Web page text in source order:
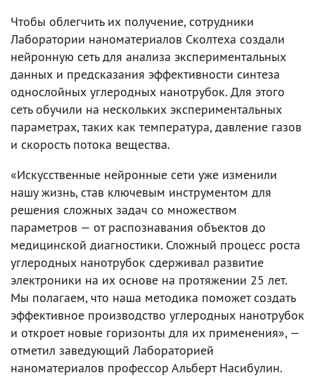
Чтобы облегчить их получение, сотрудники
Лаборатории наноматериалов Сколтеха создали
нейронную сеть для анализа экспериментальных
данных и предсказания эффективности синтеза
однослойных углеродных нанотрубок. Для этого
сеть обучили на нескольких экспериментальных
параметрах, таких как температура, давление газов
и скорость потока вещества.
«Искусственные нейронные сети уже изменили
нашу жизнь, став ключевым инструментом для
решения сложных задач со множеством
параметров — от распознавания объектов до
медицинской диагностики. Сложный процесс роста
углеродных нанотрубок сдерживал развитие
электроники на их основе на протяжении 25 лет.
Мы полагаем, что наша методика поможет создать
эффективное производство углеродных нанотрубок
и откроет новые горизонты для их применения», —
отметил заведующий Лабораторией
наноматериалов профессор Альберт Насибулин.